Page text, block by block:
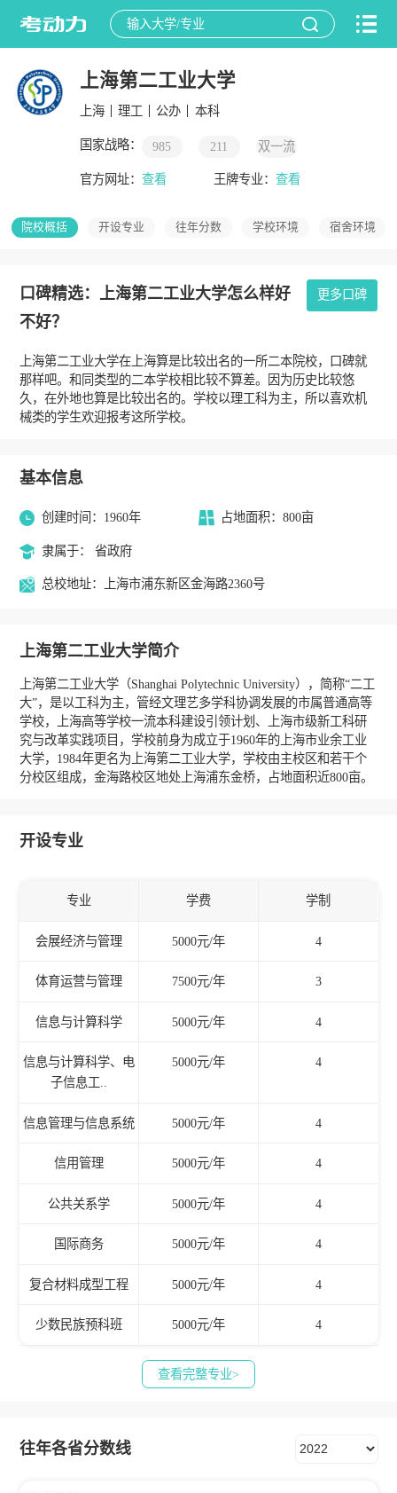
上海第二工业大学
上海 理工 公办 本科
国家战略： 985 211 双一流
官方网址： 查看 王牌专业：查看
院校概括 开设专业 往年分数 学校环境 宿舍环境
口碑精选：上海第二工业大学怎么样好
不好？
更多口碑
上海第二工业大学在上海算是比较出名的一所二本院校，口碑就
那样吧。和同类型的二本学校相比较不算差。因为历史比较悠
久，在外地也算是比较出名的。学校以理工科为主，所以喜欢机
械类的学生欢迎报考这所学校。
基本信息
创建时间：1960年 占地面积：800亩
隶属于： 省政府
总校地址：上海市浦东新区金海路2360号
上海第二工业大学简介
上海第二工业大学（Shanghai Polytechnic University），简称“二工
大”，是以工科为主，管经文理艺多学科协调发展的市属普通高等
学校，上海高等学校一流本科建设引领计划、上海市级新工科研
究与改革实践项目，学校前身为成立于1960年的上海市业余工业
大学，1984年更名为上海第二工业大学，学校由主校区和若干个
分校区组成，金海路校区地处上海浦东金桥，占地面积近800亩。
开设专业
专业 学费 学制
会展经济与管理 5000元/年 4
体育运营与管理 7500元/年 3
信息与计算科学 5000元/年 4
信息与计算科学、电
子信息工..
5000元/年 4
信息管理与信息系统 5000元/年 4
信用管理 5000元/年 4
公共关系学 5000元/年 4
国际商务 5000元/年 4
复合材料成型工程 5000元/年 4
少数民族预科班 5000元/年 4
查看完整专业>
往年各省分数线